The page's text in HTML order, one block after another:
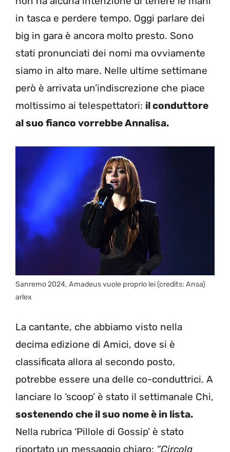
in tasca e perdere tempo. Oggi parlare dei
big in gara è ancora molto presto. Sono
stati pronunciati dei nomi ma ovviamente
siamo in alto mare. Nelle ultime settimane
però è arrivata un’indiscrezione che piace
moltissimo ai telespettatori: il conduttore
al suo fianco vorrebbe Annalisa.
Sanremo 2024, Amadeus vuole proprio lei (credits: Ansa)
arlex
La cantante, che abbiamo visto nella
decima edizione di Amici, dove si è
classificata allora al secondo posto,
potrebbe essere una delle co-conduttrici. A
lanciare lo ‘scoop’ è stato il settimanale Chi,
sostenendo che il suo nome è in lista.
Nella rubrica ‘Pillole di Gossip’ è stato
riportato un messaggio chiaro: “Circola